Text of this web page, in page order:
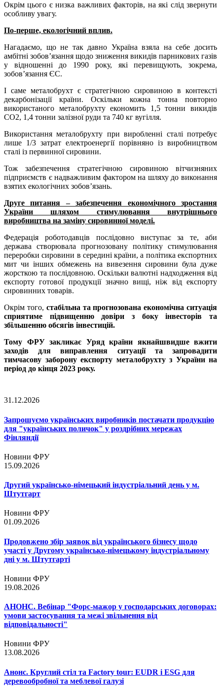
Окрім цього є низка важливих факторів, на які слід звернути
особливу увагу.
По-перше, екологічний вплив.
Нагадаємо, що не так давно Україна взяла на себе досить
амбітні зобов’язання щодо зниження викидів парникових газів
у відношенні до 1990 року, які перевищують, зокрема,
зобов’язання ЄС.
І саме металобрухт є стратегічною сировиною в контексті
декарбонізації країни. Оскільки кожна тонна повторно
використаного металобрухту економить 1,5 тонни викидів
СО2, 1,4 тонни залізної руди та 740 кг вугілля.
Використання металобрухту при виробленні сталі потребує
лише 1/3 затрат електроенергії порівняно із виробництвом
сталі із первинної сировини.
Тож забезпечення стратегічною сировиною вітчизняних
підприємств є надважливим фактором на шляху до виконання
взятих екологічних зобов’язань.
Друге питання – забезпечення економічного зростання
України шляхом стимулювання внутрішнього
виробництва на заміну сировинної моделі.
Федерація роботодавців послідовно виступає за те, аби
держава створювала прогнозовану політику стимулювання
переробки сировини в середині країни, а політика експортних
мит чи інших обмежень на вивезення сировини була дуже
жорсткою та послідовною. Оскільки валютні надходження від
експорту готової продукції значно вищі, ніж від експорту
сировинних товарів.
Окрім того, стабільна та прогнозована економічна ситуація
сприятиме підвищенню довіри з боку інвесторів та
збільшенню обсягів інвестицій.
Тому ФРУ закликає Уряд країни якнайшвидше вжити
заходів для виправлення ситуації та запровадити
тимчасову заборону експорту металобрухту з України на
період до кінця 2023 року.
31.12.2026
Запрошуємо українських виробників постачати продукцію
для "українських поличок" у роздрібних мережах
Фінляндії
Новини ФРУ
15.09.2026
Другий українсько-німецький індустріальний день у м.
Штутгарт
Новини ФРУ
01.09.2026
Продовжено збір заявок від українського бізнесу щодо
участі у Другому українсько-німецькому індустріальному
дні у м. Штутгарті
Новини ФРУ
19.08.2026
АНОНС. Вебінар "Форс-мажор у господарських договорах:
умови застосування та межі звільнення від
відповідальності"
Новини ФРУ
13.08.2026
Анонс. Круглий стіл та Factory tour: EUDR і ESG для
деревообробної та меблевої галузі